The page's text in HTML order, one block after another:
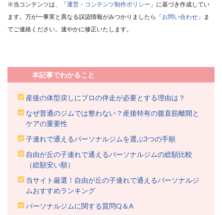
※当コンテンツは、「運営・コンテンツ制作ポリシー 」に基づき作成してい
ます。万が一事実と異なる誤認情報がみつかりましたら「お問い合わせ 」ま
でご連絡ください。速やかに修正いたします。
本記事でわかること
産後の体型戻しにプロの伴走が必要とする理由は？
なぜ普通のジムでは整わない？産後特有の腹直筋離開と
ケアの重要性
子連れで通えるパーソナルジムを選ぶ3つの手順
自由が丘の子連れで通えるパーソナルジムの総額比較
（総額安い順）
当サイト厳選！自由が丘の子連れで通えるパーソナルジ
ムおすすめランキング
パーソナルジムに関する質問Q＆A